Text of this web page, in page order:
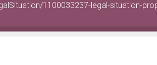
1100033237-legal-situation-